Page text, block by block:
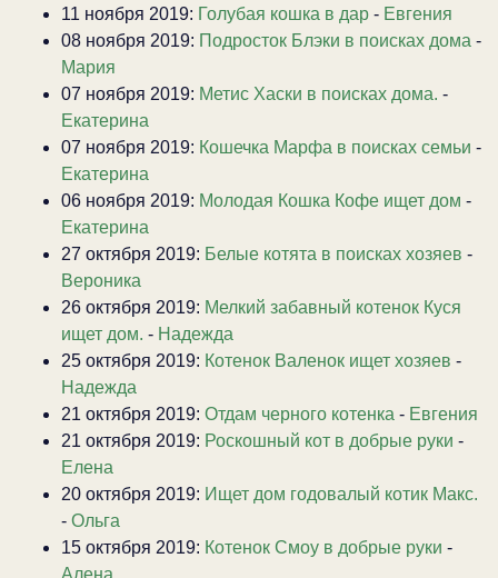
11 ноября 2019: Голубая кошка в дар - Евгения
08 ноября 2019: Подросток Блэки в поисках дома -
Мария
07 ноября 2019: Метис Хаски в поисках дома. -
Екатерина
07 ноября 2019: Кошечка Марфа в поисках семьи -
Екатерина
06 ноября 2019: Молодая Кошка Кофе ищет дом -
Екатерина
27 октября 2019: Белые котята в поисках хозяев -
Вероника
26 октября 2019: Мелкий забавный котенок Куся
ищет дом. - Надежда
25 октября 2019: Котенок Валенок ищет хозяев -
Надежда
21 октября 2019: Отдам черного котенка - Евгения
21 октября 2019: Роскошный кот в добрые руки -
Елена
20 октября 2019: Ищет дом годовалый котик Макс.
- Ольга
15 октября 2019: Котенок Смоу в добрые руки -
Алена